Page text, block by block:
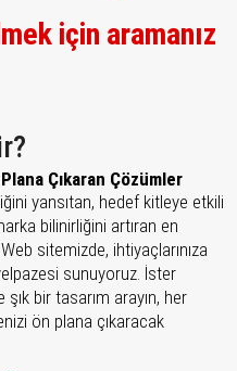
için aramanız
Çıkaran Çözümler
yansıtan, hedef kitleye etkili
bilinirliğini artıran en
sitemizde, ihtiyaçlarınıza
sunuyoruz. İster
bir tasarım arayın, her
ön plana çıkaracak